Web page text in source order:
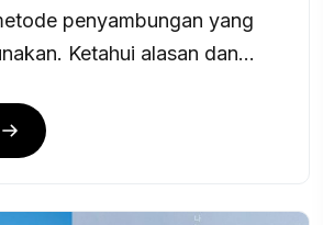
penyambungan yang
Ketahui alasan dan...